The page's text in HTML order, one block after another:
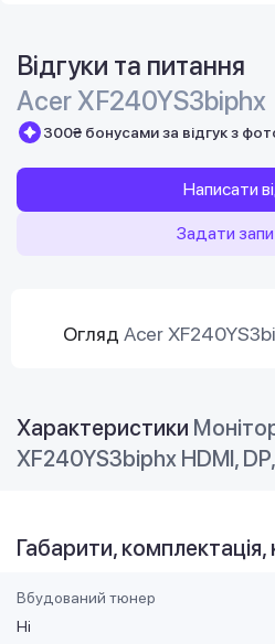
Відгуки та питання
Acer XF240YS3biphx
300₴ бонусами за відгук з
Написати
Задати
Огляд Acer
Характеристики
XF240YS3biphx HDMI,
Габарити, комплектація,
Вбудований тюнер
Ні